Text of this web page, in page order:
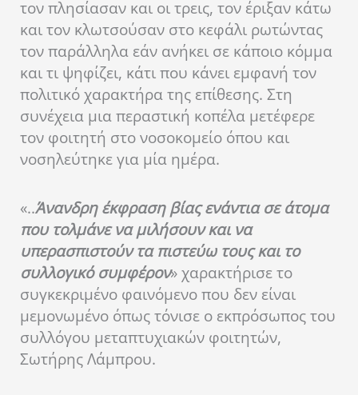
τον πλησίασαν και οι τρεις, τον έριξαν κάτω
και τον κλωτσούσαν στο κεφάλι ρωτώντας
τον παράλληλα εάν ανήκει σε κάποιο κόμμα
και τι ψηφίζει, κάτι που κάνει εμφανή τον
πολιτικό χαρακτήρα της επίθεσης. Στη
συνέχεια μια περαστική κοπέλα μετέφερε
τον φοιτητή στο νοσοκομείο όπου και
νοσηλεύτηκε για μία ημέρα.
«..Άνανδρη έκφραση βίας ενάντια σε άτομα
που τολμάνε να μιλήσουν και να
υπερασπιστούν τα πιστεύω τους και το
συλλογικό συμφέρον» χαρακτήρισε το
συγκεκριμένο φαινόμενο που δεν είναι
μεμονωμένο όπως τόνισε ο εκπρόσωπος του
συλλόγου μεταπτυχιακών φοιτητών,
Σωτήρης Λάμπρου.